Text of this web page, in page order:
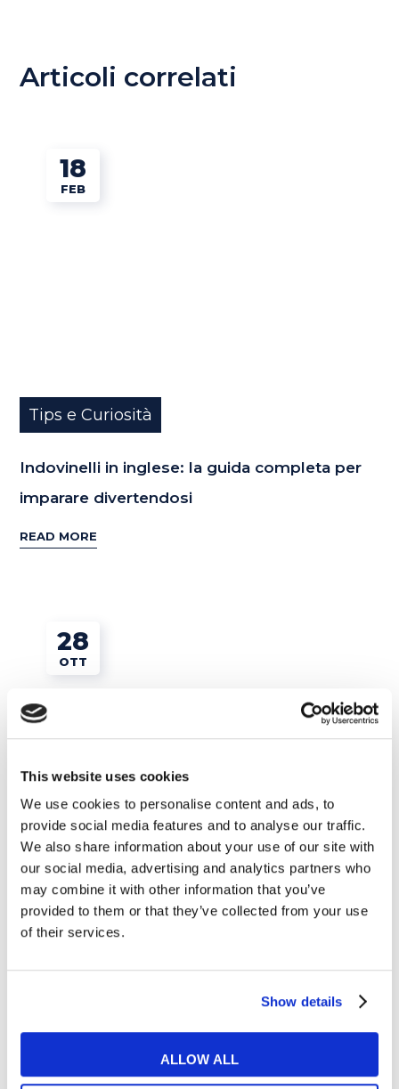
This website uses cookies
We use cookies to personalise content and ads, to
provide social media features and to analyse our traffic.
We also share information about your use of our site with
our social media, advertising and analytics partners who
may combine it with other information that you’ve
provided to them or that they’ve collected from your use
of their services.
Show details
ALLOW ALL
Articoli correlati
18
FEB
Tips e Curiosità
Indovinelli in inglese: la guida completa per
imparare divertendosi
READ MORE
28
OTT
Tips e Curiosità
8 parole italiane utilizzate in inglese